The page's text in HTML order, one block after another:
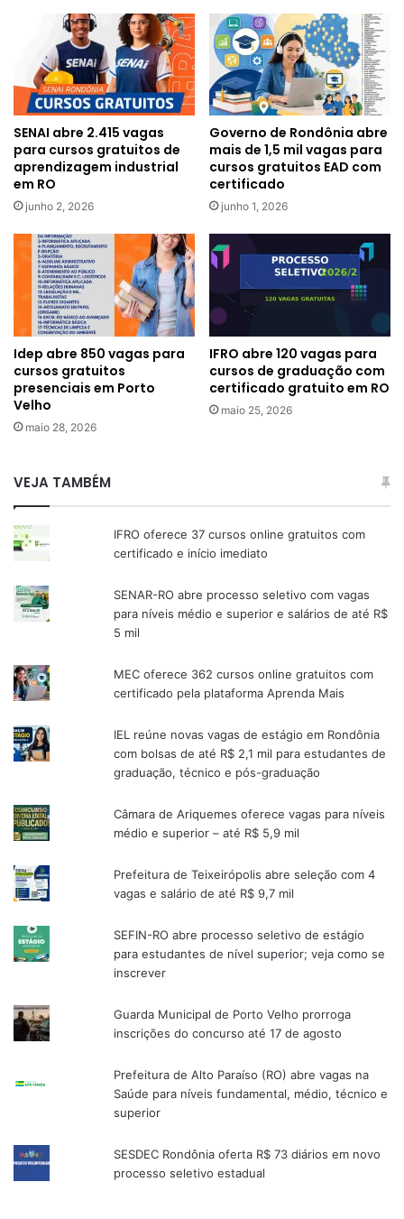
SENAI abre 2.415 vagas
para cursos gratuitos de
aprendizagem industrial
em RO
junho 2, 2026
Governo de Rondônia abre
mais de 1,5 mil vagas para
cursos gratuitos EAD com
certificado
junho 1, 2026
Idep abre 850 vagas para
cursos gratuitos
presenciais em Porto
Velho
maio 28, 2026
IFRO abre 120 vagas para
cursos de graduação com
certificado gratuito em RO
maio 25, 2026
VEJA TAMBÉM
IFRO oferece 37 cursos online gratuitos com
certificado e início imediato
SENAR-RO abre processo seletivo com vagas
para níveis médio e superior e salários de até R$
5 mil
MEC oferece 362 cursos online gratuitos com
certificado pela plataforma Aprenda Mais
IEL reúne novas vagas de estágio em Rondônia
com bolsas de até R$ 2,1 mil para estudantes de
graduação, técnico e pós-graduação
Câmara de Ariquemes oferece vagas para níveis
médio e superior – até R$ 5,9 mil
Prefeitura de Teixeirópolis abre seleção com 4
vagas e salário de até R$ 9,7 mil
SEFIN-RO abre processo seletivo de estágio
para estudantes de nível superior; veja como se
inscrever
Guarda Municipal de Porto Velho prorroga
inscrições do concurso até 17 de agosto
Prefeitura de Alto Paraíso (RO) abre vagas na
Saúde para níveis fundamental, médio, técnico e
superior
SESDEC Rondônia oferta R$ 73 diários em novo
processo seletivo estadual